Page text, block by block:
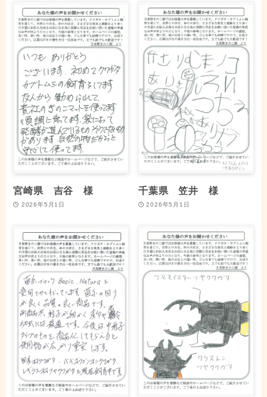
宮崎県 吉谷 様
2026年5月1日
千葉県 笠井 様
2026年5月1日